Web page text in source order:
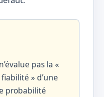
pas la «
» d’une
probabilité